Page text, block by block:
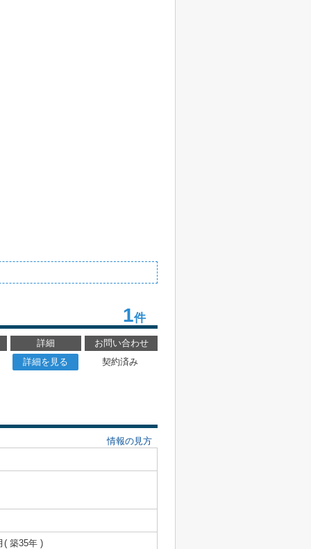
1件
詳細
お問い合わせ
詳細を見る
契約済み
情報の見方
( 築35年 )